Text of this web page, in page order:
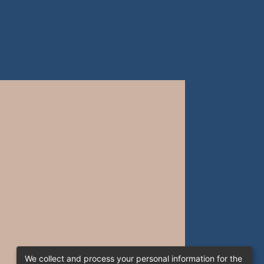
We collect and process your personal information for the